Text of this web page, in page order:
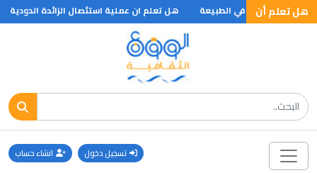
هل تعلم أن
نوع من الذرات في الطبيعة هل تعلم ان عملية استئصال الزائدة الدودية
تسجيل دخول انشاء حساب